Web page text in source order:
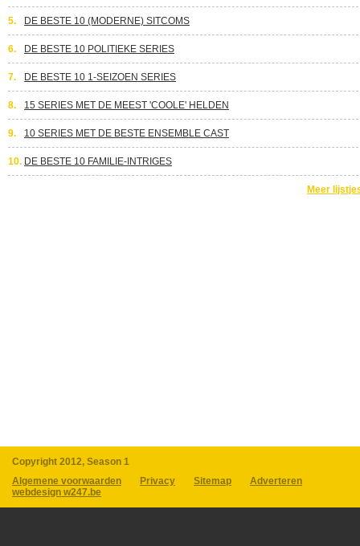
5. DE BESTE 10 (MODERNE) SITCOMS
6. DE BESTE 10 POLITIEKE SERIES
7. DE BESTE 10 1-SEIZOEN SERIES
8. 15 SERIES MET DE MEEST 'COOLE' HELDEN
9. 10 SERIES MET DE BESTE ENSEMBLE CAST
10. DE BESTE 10 FAMILIE-INTRIGES
Meer
Copyright 2012, Season 1
Algemene voorwaarden
Privacy Sitemap
Adverteren
webdesign w247.be